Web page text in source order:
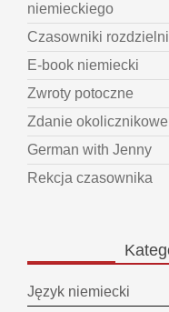
niemieckiego
Czasowniki
E-book niemiecki
Zwroty potoczne
Zdanie
German with Jenny
Rekcja czasownika
Język niemiecki